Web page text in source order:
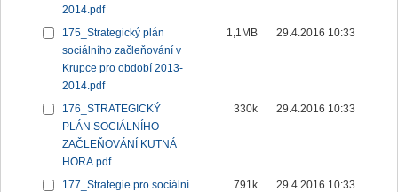
2014.pdf
175_Strategický plán
sociálního začleňování v
Krupce pro období 2013-
2014.pdf
1,1MB 29.4.2016 10:33
176_STRATEGICKÝ
PLÁN SOCIÁLNÍHO
ZAČLEŇOVÁNÍ KUTNÁ
HORA.pdf
330k 29.4.2016 10:33
177_Strategie pro sociální
791k 29.4.2016 10:33